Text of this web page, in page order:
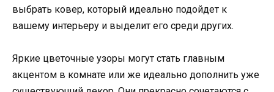
выбрать ковер, который идеально подойдет к
вашему интерьеру и выделит его среди других.
Яркие цветочные узоры могут стать главным
акцентом в комнате или же идеально дополнить уже